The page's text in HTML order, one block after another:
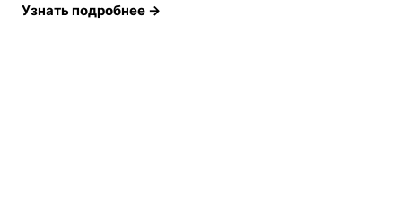
Узнать подробнее →